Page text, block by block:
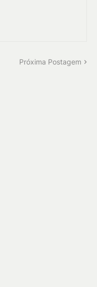
Próxima Postagem